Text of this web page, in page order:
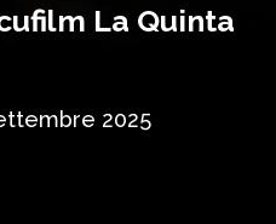
La Quinta
2025